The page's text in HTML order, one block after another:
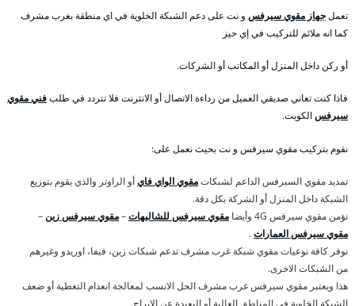
تعملجهاز مقوي سيرفس و نت على دعم الشبكة الخلوية في اي منطقة بغرب مشرف
كما انه ملائم للتركيب في إي حيز
أو ركن داخل المنزل أو المكاتب أو الشركات.
فاذا كنت تعاني صديقي العميل من رداءة الاتصال أو الانترنت فلا تتردد في طلبفني مقوي
سيرفسالكويت.
نقوم بتركيب مقوي سيرفس و نت بحيث نعمل على:
تمديد مقوي السيرفس الداعم لشبكاتمقوي الواي فايأو الراوتر والذي يقوم بتوزيع
الشبكة داخل المنزل أو الشركة بكل دقة.
نؤمن مقوي سيرفس 4G وأيضا
مقوي سيرفس للشاليهات–مقوي سيرفس زين–
مقوي سيرفس العمارات.
نوفر كافة نوعيات مقوي شبكة غرب مشرف تدعم شبكات زين، فيفا، اوريدو وغيرهم
من الشبكات الاخرى.
هذا ويعتبر مقوي سيرفس غرب مشرف الحل الانسب لمعالجة انعدام التغطية أو ضعف
الشبكة الخلوية في المناطق العالية أو البعيدة عن الابراج.